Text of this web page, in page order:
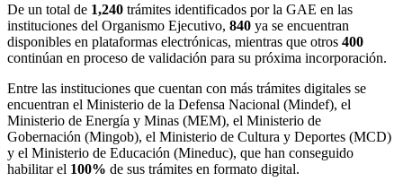
De un total de 1,240 trámites identificados por la GAE en las
instituciones del Organismo Ejecutivo, 840 ya se encuentran
disponibles en plataformas electrónicas, mientras que otros 400
continúan en proceso de validación para su próxima incorporación.
Entre las instituciones que cuentan con más trámites digitales se
encuentran el Ministerio de la Defensa Nacional (Mindef), el
Ministerio de Energía y Minas (MEM), el Ministerio de
Gobernación (Mingob), el Ministerio de Cultura y Deportes (MCD)
y el Ministerio de Educación (Mineduc), que han conseguido
habilitar el 100% de sus trámites en formato digital.